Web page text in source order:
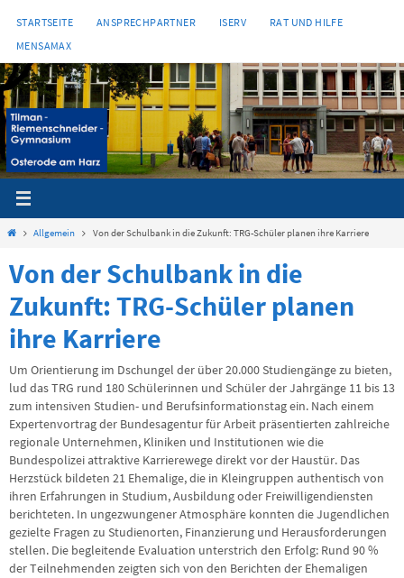
Inhalt
springen
STARTSEITE ANSPRECHPARTNER ISERV
RAT UND HILFE
MENSAMAX
StartAllgemein Von der Schulbank in die Zukunft: TRG-Schüler planen ihre Karriere
Von der Schulbank in die
Zukunft: TRG-Schüler planen
ihre Karriere
Um Orientierung im Dschungel der über 20.000 Studiengänge zu bieten,
lud das TRG rund 180 Schülerinnen und Schüler der Jahrgänge 11 bis 13
zum intensiven Studien- und Berufsinformationstag ein. Nach einem
Expertenvortrag der Bundesagentur für Arbeit präsentierten zahlreiche
regionale Unternehmen, Kliniken und Institutionen wie die
Bundespolizei attraktive Karrierewege direkt vor der Haustür. Das
Herzstück bildeten 21 Ehemalige, die in Kleingruppen authentisch von
ihren Erfahrungen in Studium, Ausbildung oder Freiwilligendiensten
berichteten. In ungezwungener Atmosphäre konnten die Jugendlichen
gezielte Fragen zu Studienorten, Finanzierung und Herausforderungen
stellen. Die begleitende Evaluation unterstrich den Erfolg: Rund 90 %
der Teilnehmenden zeigten sich von den Berichten der Ehemaligen